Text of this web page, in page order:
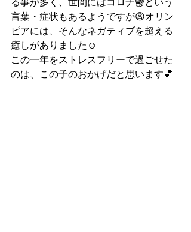
言葉・症状もあるようですが😩オリン
ピアには、そんなネガティブを超える
癒しがありました☺️
この一年をストレスフリーで過ごせた
のは、この子のおかげだと思います💕